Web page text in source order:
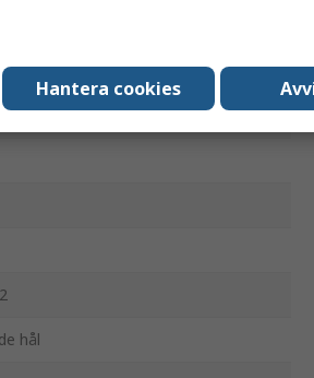
mässing
hål
Hantera cookies